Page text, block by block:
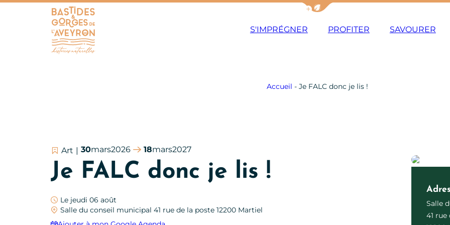
Afficher la barre de navigation du
S'IMPRÉGNER PROFITER SAVOURER
Accueil - Je FALC donc je lis !
Art 30mars2026 18mars2027
Je FALC donc je lis !
Le jeudi 06 août
Salle du conseil municipal 41 rue de la poste 12200 Martiel
Salle
41 rue